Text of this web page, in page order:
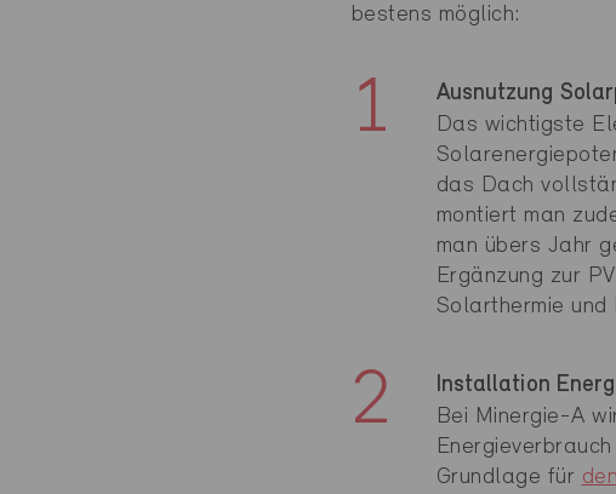
bestens möglich:
Ausnutzung
Das wichtigste
das Dach
montiert man
man übers Jahr
Ergänzung zur
Solarthermie und
Installation
Bei Minergie-A
Grundlage für